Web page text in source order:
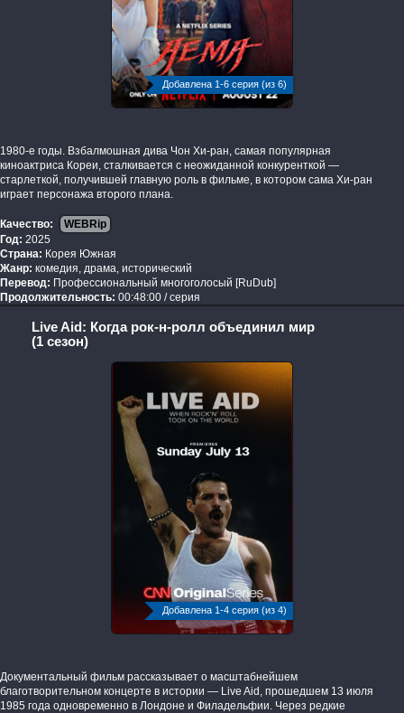
Добавлена 1-6 серия (из 6)
1980-е годы. Взбалмошная дива Чон Хи-ран, самая популярная
киноактриса Кореи, сталкивается с неожиданной конкуренткой —
старлеткой, получившей главную роль в фильме, в котором сама Хи-ран
играет персонажа второго плана.
Качество:
WEBRip
Год: 2025
Страна: Корея Южная
Жанр: комедия, драма, исторический
Перевод: Профессиональный многоголосый [RuDub]
Продолжительность: 00:48:00 / серия
Live Aid: Когда рок-н-ролл объединил мир
(1 сезон)
Добавлена 1-4 серия (из 4)
Документальный фильм рассказывает о масштабнейшем
благотворительном концерте в истории — Live Aid, прошедшем 13 июля
1985 года одновременно в Лондоне и Филадельфии. Через редкие